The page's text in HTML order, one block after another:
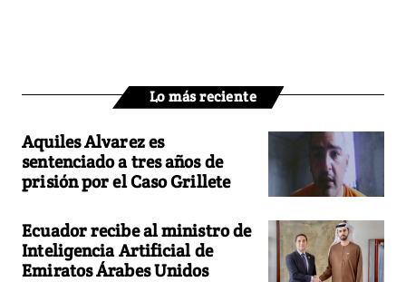
Lo más reciente
Aquiles Alvarez es
sentenciado a tres años de
prisión por el Caso Grillete
Ecuador recibe al ministro de
Inteligencia Artificial de
Emiratos Árabes Unidos